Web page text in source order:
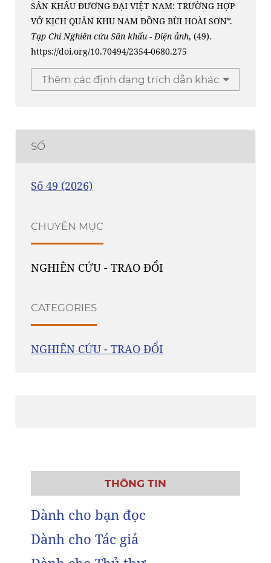
SÂN KHẤU ĐƯƠNG ĐẠI VIỆT NAM: TRƯỜNG HỢP
VỞ KỊCH QUÂN KHU NAM ĐỒNG BÙI HOÀI SƠN*.
Tạp Chí Nghiên cứu Sân khấu - Điện ảnh, (49).
https://doi.org/10.70494/2354-0680.275
Thêm các định dạng trích dẫn khác
SỐ
Số 49 (2026)
CHUYÊN MỤC
NGHIÊN CỨU - TRAO ĐỔI
CATEGORIES
NGHIÊN CỨU - TRAO ĐỔI
THÔNG TIN
Dành cho bạn đọc
Dành cho Tác giả